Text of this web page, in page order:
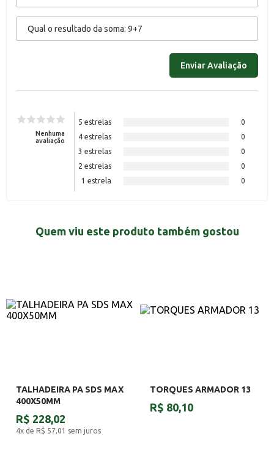
Nenhuma
avaliação
5 estrelas
0
4 estrelas
0
3 estrelas
0
2 estrelas
0
1 estrela
0
Quem viu este produto também gostou
TALHADEIRA PA SDS MAX
400X50MM
R$ 228,02
4x de R$ 57,01 sem juros
TORQUES ARMADOR 13
R$ 80,10